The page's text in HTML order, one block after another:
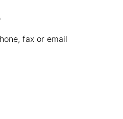
fax or email